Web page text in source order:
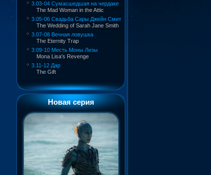
3.03-04 Сумасшедшая на чердаке
The Mad Woman in the Attic
3.05-06 Свадьба Сары Джейн Смит
The Wedding of Sarah Jane Smith
3.07-08 Вечная ловушка
The Eternity Trap
3.09-10 Месть Моны Лизы
Mona Lisa's Revenge
3.11-12 Дар
The Gift
Новая серия